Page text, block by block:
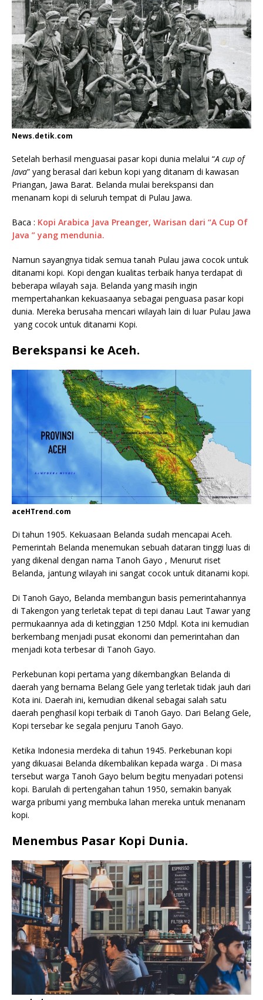
News.detik.com
Setelah berhasil menguasai pasar kopi dunia melalui “A cup of
Java” yang berasal dari kebun kopi yang ditanam di kawasan
Priangan, Jawa Barat. Belanda mulai berekspansi dan
menanam kopi di seluruh tempat di Pulau Jawa.
Baca : Kopi Arabica Java Preanger, Warisan dari “A Cup Of
Java ” yang mendunia.
Namun sayangnya tidak semua tanah Pulau jawa cocok untuk
ditanami kopi. Kopi dengan kualitas terbaik hanya terdapat di
beberapa wilayah saja. Belanda yang masih ingin
mempertahankan kekuasaanya sebagai penguasa pasar kopi
dunia. Mereka berusaha mencari wilayah lain di luar Pulau Jawa
yang cocok untuk ditanami Kopi.
Berekspansi ke Aceh.
aceHTrend.com
Di tahun 1905. Kekuasaan Belanda sudah mencapai Aceh.
Pemerintah Belanda menemukan sebuah dataran tinggi luas di
yang dikenal dengan nama Tanoh Gayo , Menurut riset
Belanda, jantung wilayah ini sangat cocok untuk ditanami kopi.
Di Tanoh Gayo, Belanda membangun basis pemerintahannya
di Takengon yang terletak tepat di tepi danau Laut Tawar yang
permukaannya ada di ketinggian 1250 Mdpl. Kota ini kemudian
berkembang menjadi pusat ekonomi dan pemerintahan dan
menjadi kota terbesar di Tanoh Gayo.
Perkebunan kopi pertama yang dikembangkan Belanda di
daerah yang bernama Belang Gele yang terletak tidak jauh dari
Kota ini. Daerah ini, kemudian dikenal sebagai salah satu
daerah penghasil kopi terbaik di Tanoh Gayo. Dari Belang Gele,
Kopi tersebar ke segala penjuru Tanoh Gayo.
Ketika Indonesia merdeka di tahun 1945. Perkebunan kopi
yang dikuasai Belanda dikembalikan kepada warga . Di masa
tersebut warga Tanoh Gayo belum begitu menyadari potensi
kopi. Barulah di pertengahan tahun 1950, semakin banyak
warga pribumi yang membuka lahan mereka untuk menanam
kopi.
Menembus Pasar Kopi Dunia.